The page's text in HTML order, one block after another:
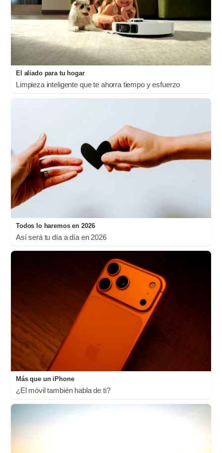
El aliado para tu hogar
Limpieza inteligente que te ahorra tiempo y esfuerzo
Todos lo haremos en 2026
Así será tu día a día en 2026
Más que un iPhone
¿El móvil también habla de ti?